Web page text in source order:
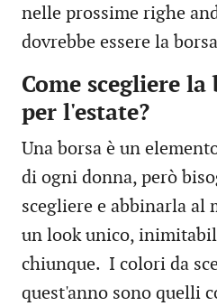
nelle prossime righe
dovrebbe essere la
Come scegliere
per l'estate?
Una borsa è un
di ogni donna, però
scegliere e abbinarla al
un look unico,
chiunque. I colori da
quest'anno sono quelli